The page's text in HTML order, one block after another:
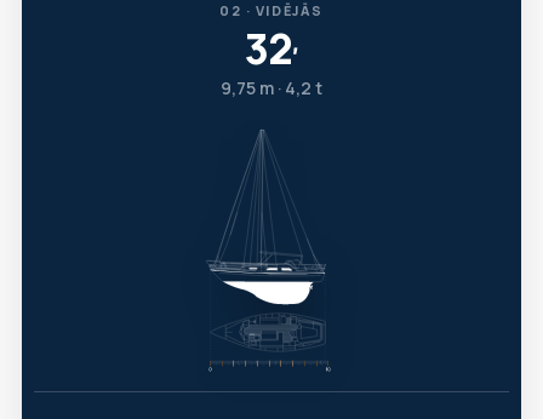
02 · VIDĒJĀS
32′
9,75 m · 4,2 t